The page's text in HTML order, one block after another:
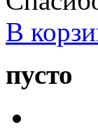
В
пусто